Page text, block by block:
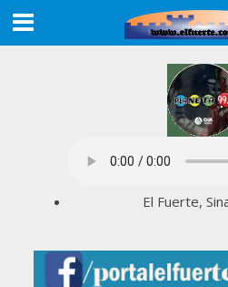
El Fuerte,